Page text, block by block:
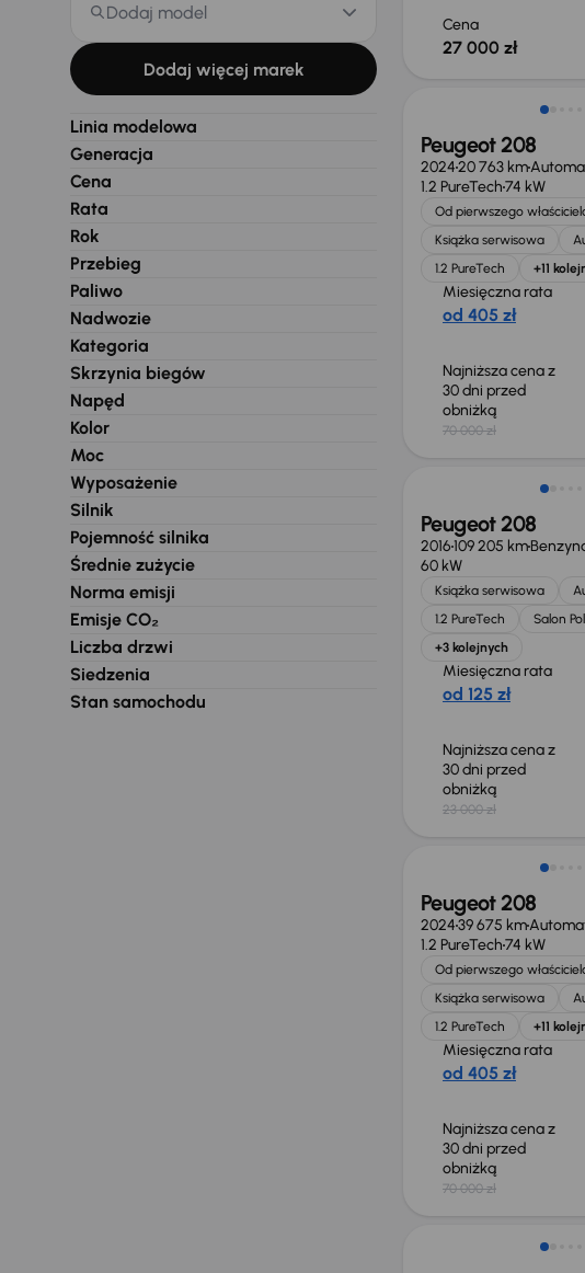
Dodaj model
Dodaj więcej marek
Linia modelowa
Generacja
Cena
Rata
Rok
Przebieg
Paliwo
Nadwozie
Kategoria
Skrzynia biegów
Napęd
Kolor
Moc
Wyposażenie
Silnik
Pojemność silnika
Średnie zużycie
Norma emisji
Emisje CO₂
Liczba drzwi
Siedzenia
Stan samochodu
Cena
27 000 zł
Peugeot 208
202420 763 km
1.2 PureTech74 kW
Od pierwszego
Książka serwisowa
1.2 PureTech
+11
Miesięczna rata
od 405 zł
Najniższa cena z
30 dni przed
obniżką
70 000 zł
Świeżo skupione
Peugeot 208
2016109 205 km
60 kW
Książka serwisowa
1.2 PureTech
Salon
+3 kolejnych
Miesięczna rata
od 125 zł
Najniższa cena z
30 dni przed
obniżką
23 000 zł
Świeżo skupione
Peugeot 208
202439 675 km
1.2 PureTech74 kW
Od pierwszego
Książka serwisowa
1.2 PureTech
+11
Miesięczna rata
od 405 zł
Najniższa cena z
30 dni przed
obniżką
70 000 zł
Świeżo skupione